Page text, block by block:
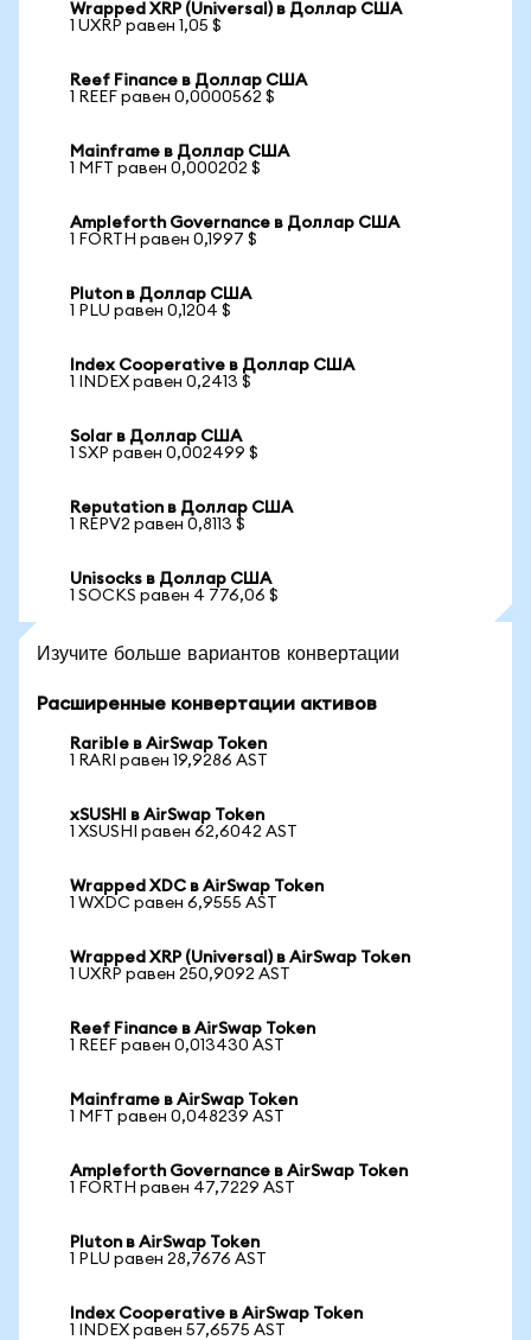
Wrapped XRP (Universal) в Доллар США
1 UXRP равен 1,05 $
Reef Finance в Доллар США
1 REEF равен 0,0000562 $
Mainframe в Доллар США
1 MFT равен 0,000202 $
Ampleforth Governance в Доллар США
1 FORTH равен 0,1997 $
Pluton в Доллар США
1 PLU равен 0,1204 $
Index Cooperative в Доллар США
1 INDEX равен 0,2413 $
Solar в Доллар США
1 SXP равен 0,002499 $
Reputation в Доллар США
1 REPV2 равен 0,8113 $
Unisocks в Доллар США
1 SOCKS равен 4 776,06 $
Изучите больше вариантов конвертации
Расширенные конвертации активов
Rarible в AirSwap Token
1 RARI равен 19,9286 AST
xSUSHI в AirSwap Token
1 XSUSHI равен 62,6042 AST
Wrapped XDC в AirSwap Token
1 WXDC равен 6,9555 AST
Wrapped XRP (Universal) в AirSwap Token
1 UXRP равен 250,9092 AST
Reef Finance в AirSwap Token
1 REEF равен 0,013430 AST
Mainframe в AirSwap Token
1 MFT равен 0,048239 AST
Ampleforth Governance в AirSwap Token
1 FORTH равен 47,7229 AST
Pluton в AirSwap Token
1 PLU равен 28,7676 AST
Index Cooperative в AirSwap Token
1 INDEX равен 57,6575 AST